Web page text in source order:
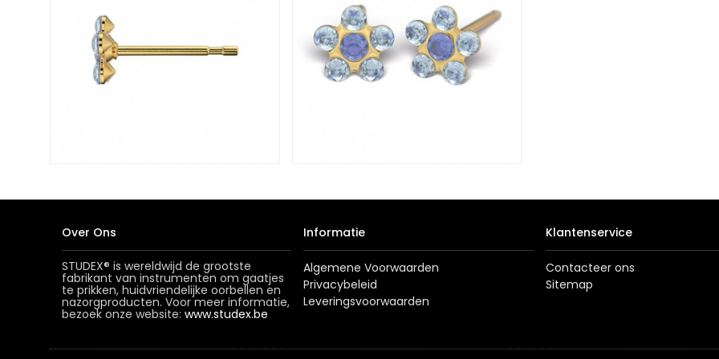
Over Ons
STUDEX® is wereldwijd de grootste
fabrikant van instrumenten om gaatjes
te prikken, huidvriendelijke oorbellen en
nazorgproducten. Voor meer informatie,
bezoek onze website: www.studex.be
Informatie
Algemene Voorwaarden
Privacybeleid
Leveringsvoorwaarden
Klantenservice
Contacteer ons
Sitemap